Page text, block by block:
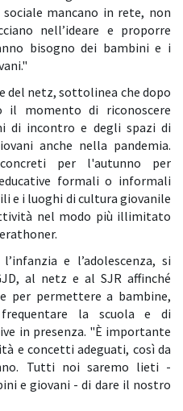
mancano in rete, non
nell’ideare e proporre
bisogno dei bambini e i
del netz, sottolinea che dopo
momento di riconoscere
di incontro e degli spazi di
anche nella pandemia.
per l'autunno per
formali o informali
e i luoghi di cultura giovanile
nel modo più illimitato
e l’adolescenza, si
al netz e al SJR affinché
permettere a bambine,
la scuola e di
in presenza. "È importante
e concetti adeguati, così da
Tutti noi saremo lieti -
e giovani - di dare il nostro